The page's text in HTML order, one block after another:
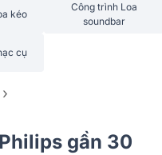
kéo
Công trình Loa
soundbar
cụ
›
gần 30